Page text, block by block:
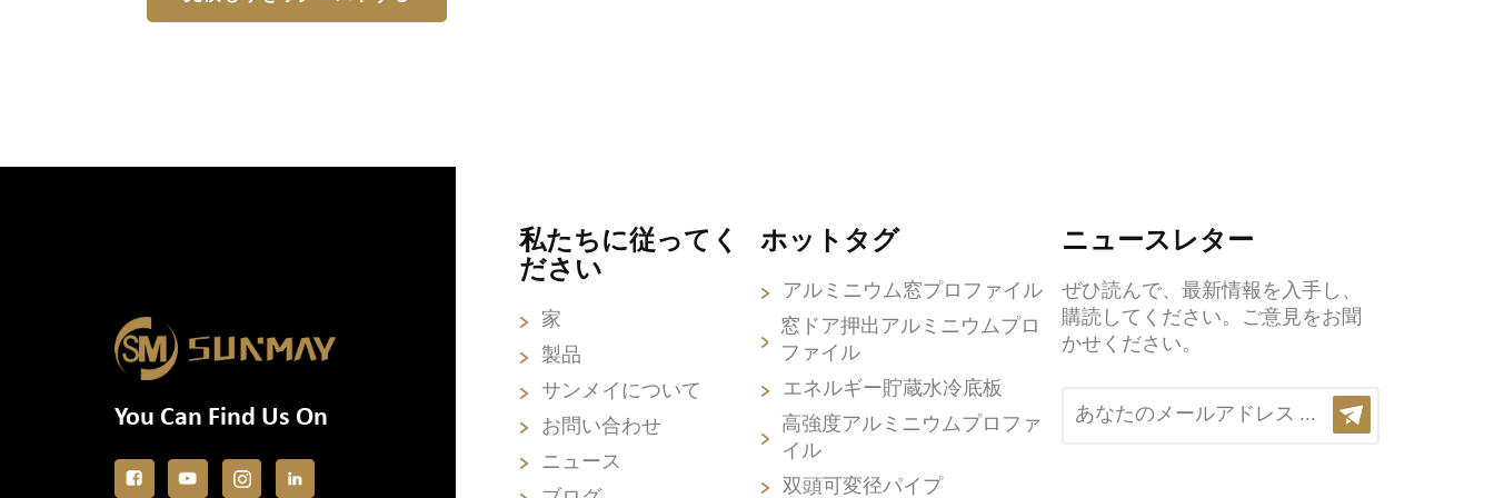
You Can Find Us On
私たちに従ってく
ださい
家
製品
サンメイについて
お問い合わせ
ニュース
ホットタグ
アルミニウム窓プロファイル
窓ドア押出アルミニウムプロ
ファイル
エネルギー貯蔵水冷底板
高強度アルミニウムプロファ
イル
双頭可変径パイプ
ニュースレター
ぜひ読んで、最新情報を入手し、
購読してください。ご意見をお聞
かせください。